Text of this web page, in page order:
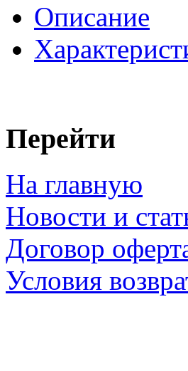
Описание
Перейти
На главную
Новости и
Договор
Условия